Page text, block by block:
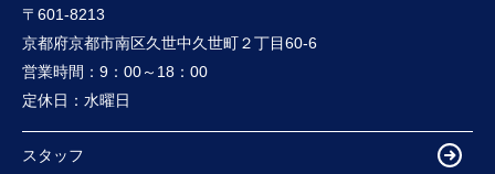
〒601-8213
京都府京都市南区久世中久世町２丁目60-6
営業時間： 9：00～18：00
定休日： 水曜日
スタッフ